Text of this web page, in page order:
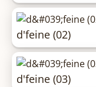
d'feine (02)
d'feine (03)